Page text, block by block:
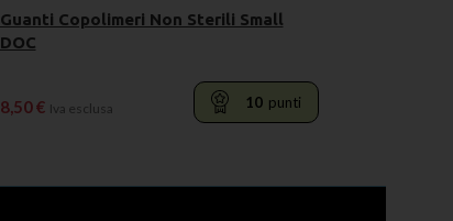
Guanti Copolimeri Non Sterili Small
DOC
8,50€ Iva esclusa 10 punti